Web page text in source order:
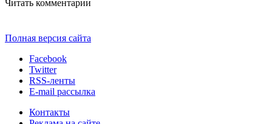
Читать комментарии
Полная версия сайта
Facebook
Twitter
RSS-ленты
E-mail рассылка
Контакты